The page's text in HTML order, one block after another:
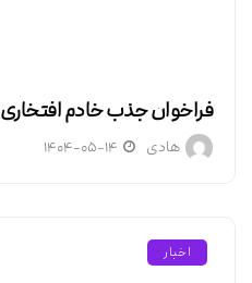
فراخوان جذب خادم افتخاری
هادی ۱۴۰۴-۰۵-۱۴
اخبار